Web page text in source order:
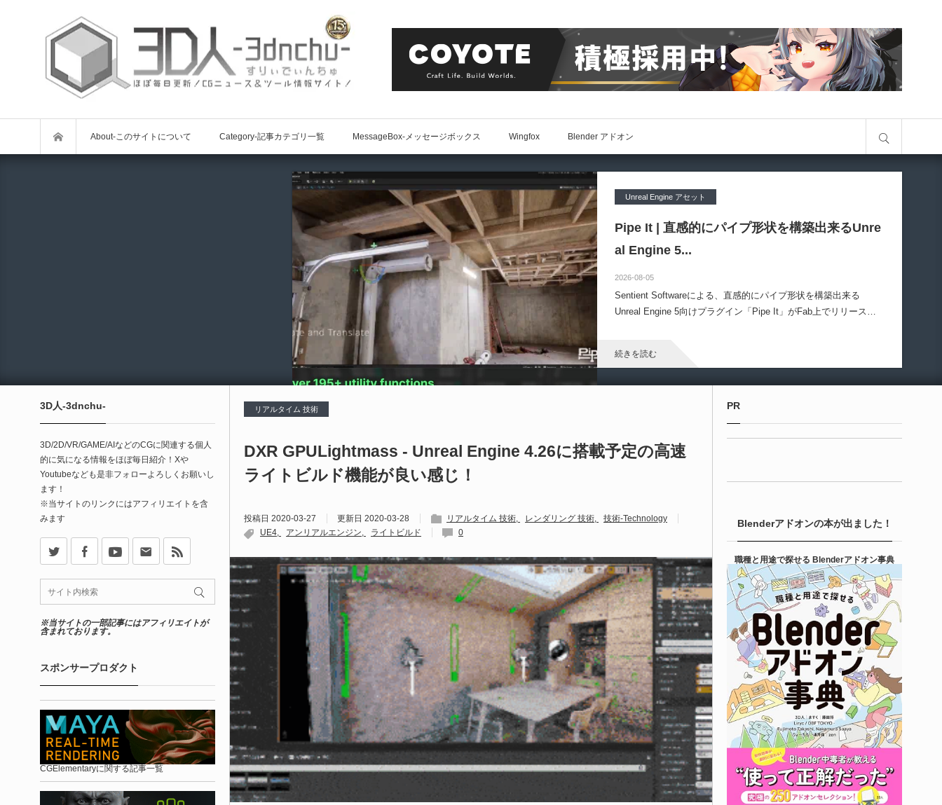
About-このサイトについて Category-記事カテゴリ一覧 MessageBox-メッセージボックス Wingfox Blender アドオン
Unreal Engine アセット
Pipe It | 直感的にパイプ形状を構築出来るUnre
al Engine 5...
2026-08-05
Sentient Softwareによる、直感的にパイプ形状を構築出来る
Unreal Engine 5向けプラグイン「Pipe It」がFab上でリリースさ
続きを読む
Directive Utilities | ブループリントライブラリ
やエディタス...
スの Unreal Engine プラグインです。FabとGithub上で無料公開さ
Unity 本
Unityエフェクトレシピブック パーツを組み合
わせて作れる | ktk.kum...
2026-08-03
ktk.kumamoto氏によるUnity向けエフェクト教本「Unityエフェク
トレシピブック パーツを組み合わせて作れる」が2026年7月13日
に翔泳社から発売されています！
続きを読む
アセット-Asset
リアルタイム 技術
DXR GPULightmass - Unreal Engine 4.26に搭載予定の高速
ライトビルド機能が良い感じ！
投稿日 2020-03-27 更新日 2020-03-28 リアルタイム 技術 レンダリング 技術
技術-Technology
UE4
アンリアルエンジン ライトビルド 0
3D人-3dnchu-
3D/2D/VR/GAME/AIなどのCGに関連する個人
的に気になる情報をほぼ毎日紹介！Xや
Youtubeなども是非フォローよろしくお願いし
ます！
※当サイトのリンクにはアフィリエイトを含
みます
※当サイトの一部記事にはアフィリエイトが
含まれております。
スポンサープロダクト
CGElementaryに関する記事一覧
PR
Blenderアドオンの本が出ました！
職種と用途で探せる Blenderアドオン事典